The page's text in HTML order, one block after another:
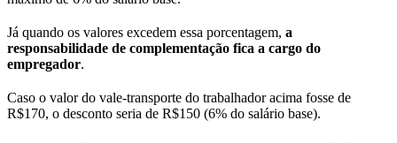
Já quando os valores excedem essa porcentagem, a
responsabilidade de complementação fica a cargo do
empregador.
Caso o valor do vale-transporte do trabalhador acima fosse de
R$170, o desconto seria de R$150 (6% do salário base).